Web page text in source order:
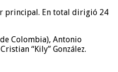
principal. En total dirigió 24
Colombia), Antonio
“Kily” González.